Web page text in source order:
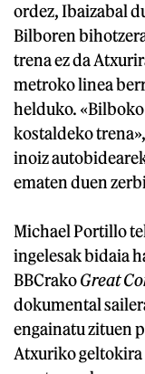
ordez, Ibaizabal
Bilboren
trena ez da
metroko linea
helduko.
kostaldeko
inoiz
ematen duen
Michael Portillo
ingelesak bidaia
BBCrakoGreat
dokumental
engainatu zituen
Atxuriko